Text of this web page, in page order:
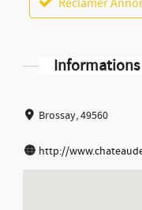
Brossay, 49560
http://